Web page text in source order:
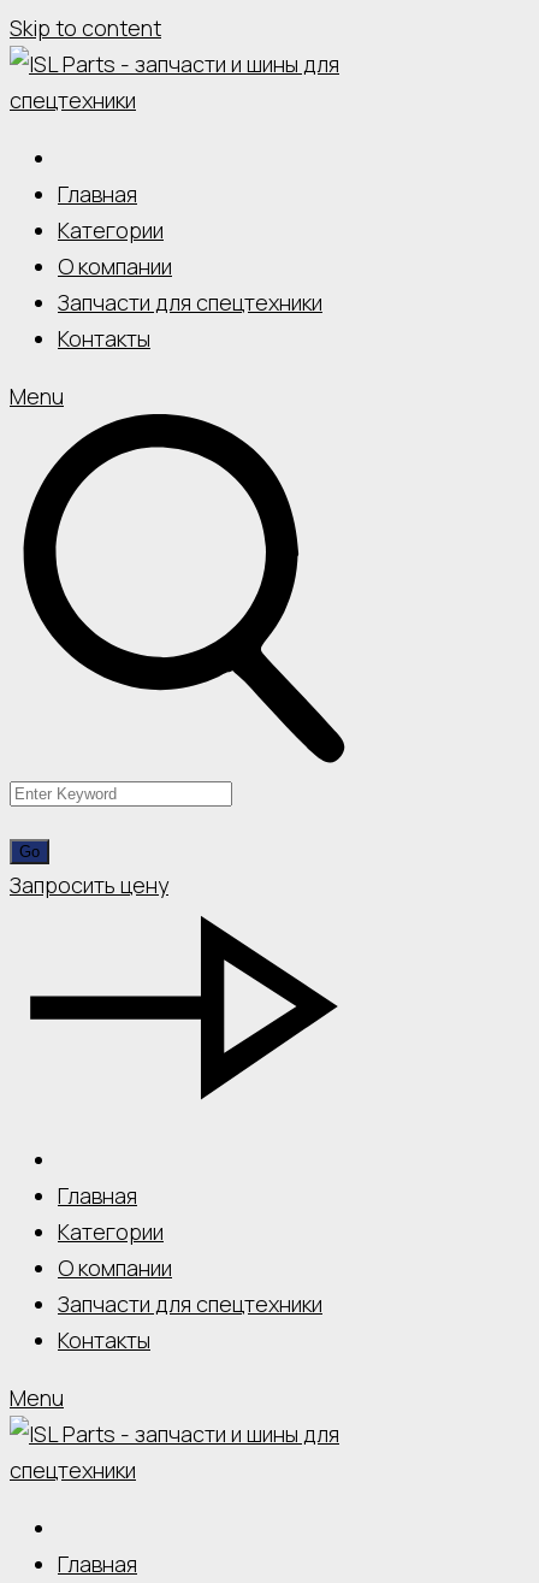
Skip to content
Главная
Категории
О компании
Запчасти для спецтехники
Контакты
Menu
Запросить цену
Главная
Категории
О компании
Запчасти для спецтехники
Контакты
Menu
Главная